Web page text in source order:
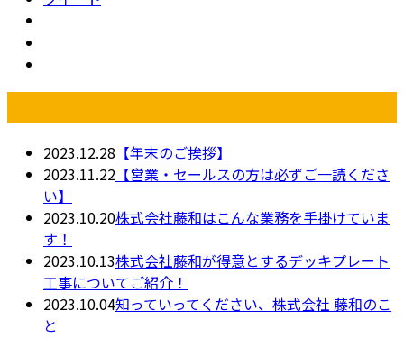
2023.12.28 【年末のご挨拶】
2023.11.22 【営業・セールスの方は必ずご一読くださ
い】
2023.10.20株式会社藤和はこんな業務を手掛けていま
す！
2023.10.13株式会社藤和が得意とするデッキプレート
工事についてご紹介！
2023.10.04知っていってください、株式会社 藤和のこ
と